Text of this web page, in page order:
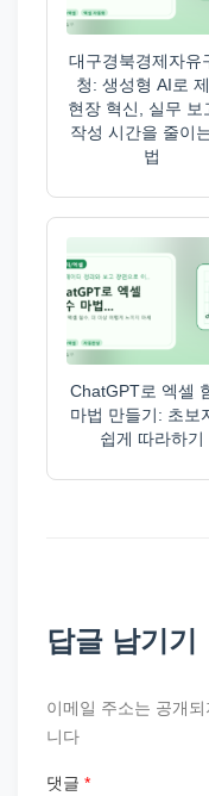
대구경북경제자유
청: 생성형 AI로
현장 혁신, 실무 보
작성 시간을 줄이
법
ChatGPT로 엑셀
마법 만들기: 초보
쉽게 따라하기
답글 남기기
이메일 주소는 공개
니다
댓글 *